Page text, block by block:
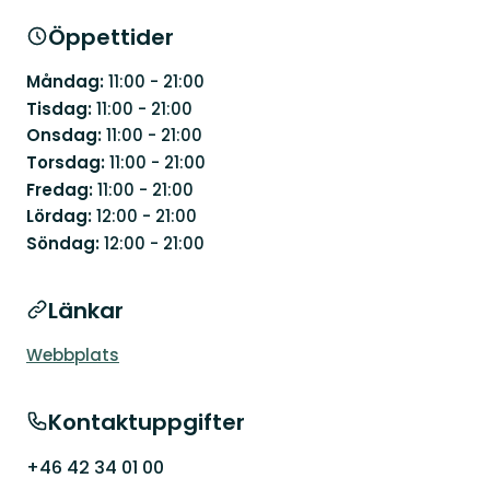
Öppettider
Måndag:11:00 - 21:00
Tisdag:11:00 - 21:00
Onsdag:11:00 - 21:00
Torsdag:11:00 - 21:00
Fredag:11:00 - 21:00
Lördag:12:00 - 21:00
Söndag:12:00 - 21:00
Länkar
Webbplats
Kontaktuppgifter
+46 42 34 01 00